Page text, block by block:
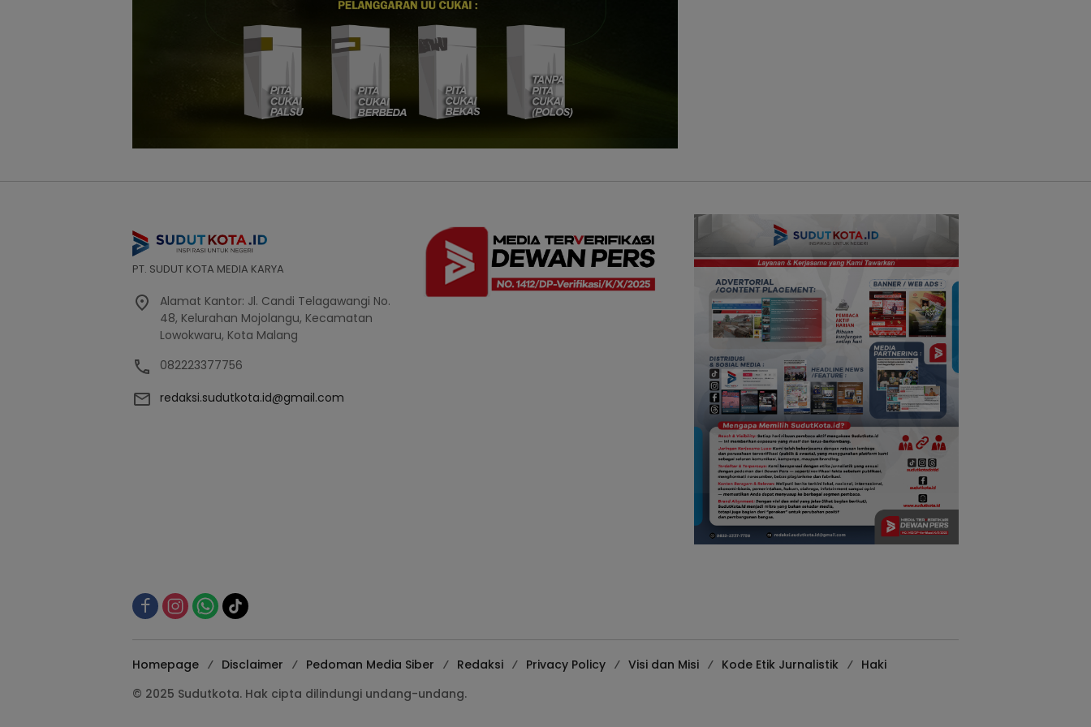
PT. SUDUT KOTA MEDIA KARYA
Alamat Kantor: Jl. Candi Telagawangi No.
48, Kelurahan Mojolangu, Kecamatan
Lowokwaru, Kota Malang
082223377756
redaksi.sudutkota.id@gmail.com
Homepage Disclaimer Pedoman Media Siber Redaksi Privacy Policy Visi dan Misi Kode Etik Jurnalistik
Haki
© 2025 Sudutkota. Hak cipta dilindungi undang-undang.